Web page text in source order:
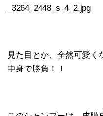
見た目とか、全然可愛く
中身で勝負！！